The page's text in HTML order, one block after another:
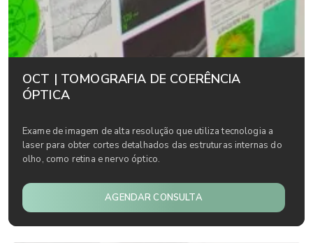
OCT | TOMOGRAFIA DE COERÊNCIA
ÓPTICA
Exame de imagem de alta resolução que utiliza tecnologia a
laser para obter cortes detalhados das estruturas internas do
olho, como retina e nervo óptico.
AGENDAR CONSULTA